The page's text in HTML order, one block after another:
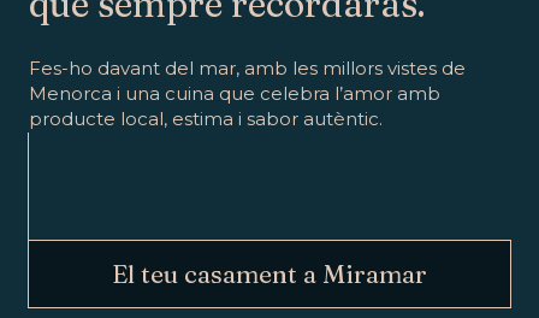
Fes-ho davant del mar, amb les millors vistes de
Menorca i una cuina que celebra l’amor amb
producte local, estima i sabor autèntic.
El teu casament a Miramar